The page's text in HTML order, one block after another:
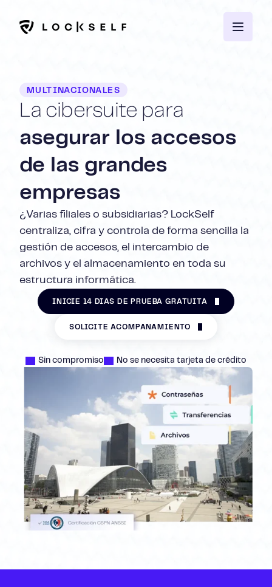
MULTINACIONALES
La cibersuite para
asegurar los accesos
de las grandes
empresas
¿Varias filiales o subsidiarias? LockSelf
centraliza, cifra y controla de forma sencilla la
gestión de accesos, el intercambio de
archivos y el almacenamiento en toda su
estructura informática.
INICIE 14 DÍAS DE PRUEBA GRATUITA
SOLICITE ACOMPAÑAMIENTO
Sin compromiso No se necesita tarjeta de crédito